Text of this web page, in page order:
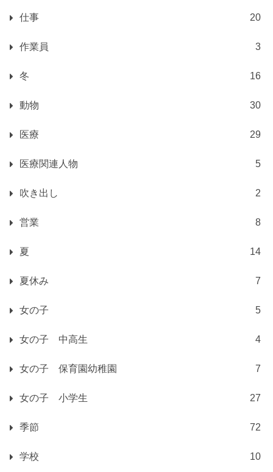
仕事 20
作業員 3
冬 16
動物 30
医療 29
医療関連人物 5
吹き出し 2
営業 8
夏 14
夏休み 7
女の子 5
女の子 中高生 4
女の子 保育園幼稚園 7
女の子 小学生 27
季節 72
学校 10